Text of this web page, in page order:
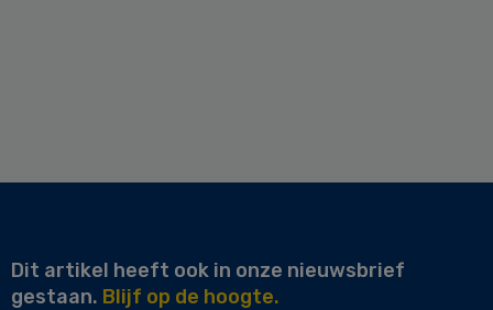
Dit artikel heeft ook in onze nieuwsbrief
gestaan. Blijf op de hoogte.